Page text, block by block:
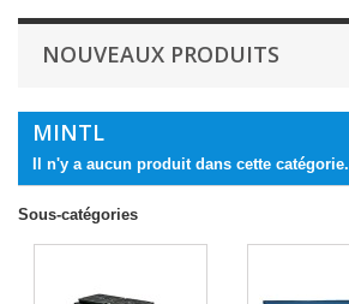
NOUVEAUX PRODUITS
MINTL
Il n'y a aucun produit dans cette catégorie.
Sous-catégories